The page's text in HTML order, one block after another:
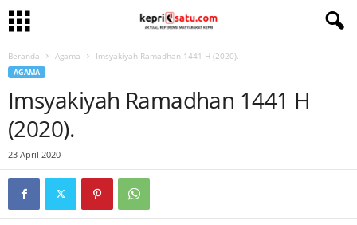
Beranda Agama Imsyakiyah Ramadhan 1441 H (2020).
AGAMA
Imsyakiyah Ramadhan 1441 H
(2020).
23 April 2020